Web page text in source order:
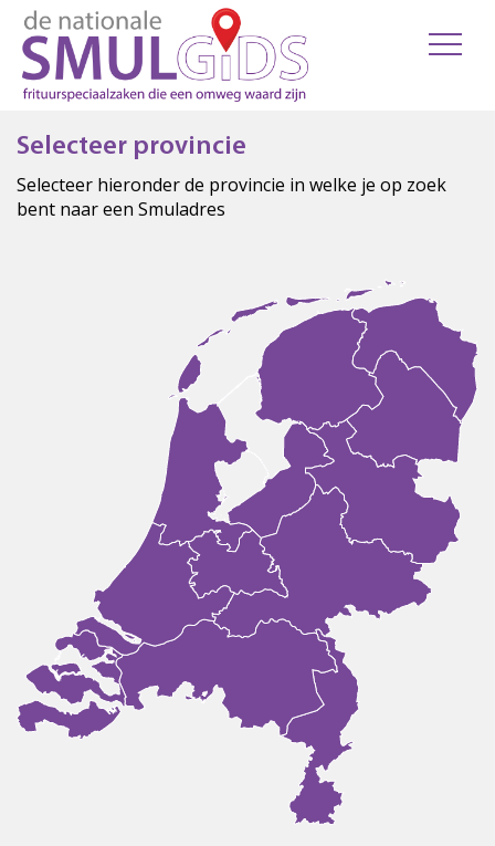
Selecteer provincie
Selecteer hieronder de provincie in welke je op zoek
bent naar een Smuladres